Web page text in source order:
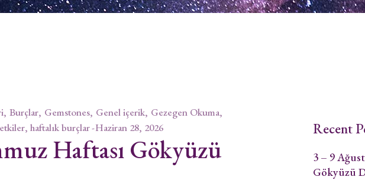
Burçlar Gemstones Genel içerik Gezegen Okuma
haftalık burçlar Haziran 28, 2026
Haftası Gökyüzü
Recent
3 – 9
Gökyüzü